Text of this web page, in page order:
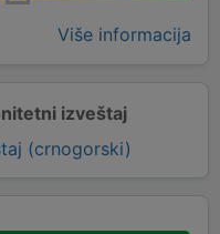
Više informacija
izveštaj
(crnogorski)